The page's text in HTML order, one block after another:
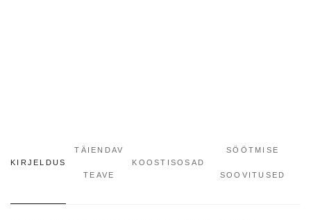
KIRJELDUS
TÄIENDAV
TEAVE
KOOSTISOSAD
SÖÖTMISE
SOOVITUSED